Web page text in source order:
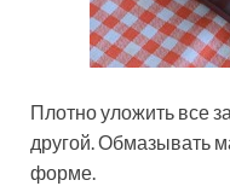
Плотно уложить все
другой. Обмазывать
форме.